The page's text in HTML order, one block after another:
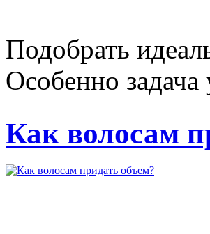
Подобрать
Особенно
Как волосам